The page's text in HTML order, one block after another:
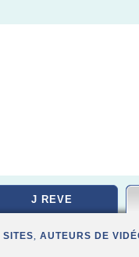
J REVE
SITES, AUTEURS DE